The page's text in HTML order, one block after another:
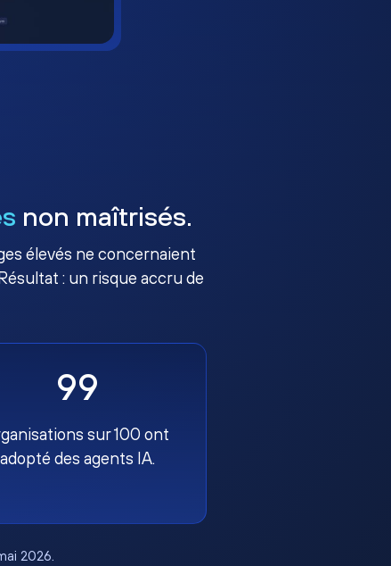
non maîtrisés.
élevés ne concernaient
: un risque accru de
99
sur 100 ont
adopté des agents IA.
2026.